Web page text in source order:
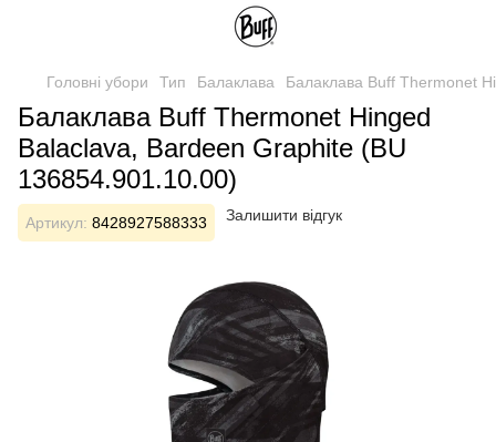
Головні убори Тип Балаклава Балаклава Buff Thermonet
Балаклава Buff Thermonet Hinged
Balaclava, Bardeen Graphite (BU
136854.901.10.00)
Артикул: 8428927588333 Залишити відгук